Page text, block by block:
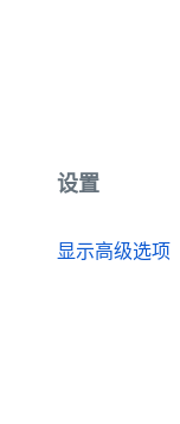
设置
显示高级选项